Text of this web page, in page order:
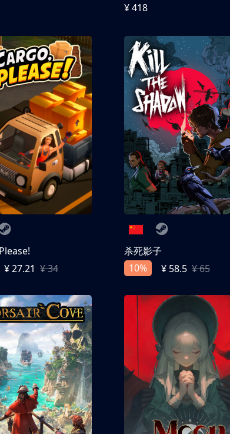
¥ 418
¥ 27.21 ¥ 34
杀死影子
10%
¥ 58.5 ¥ 65